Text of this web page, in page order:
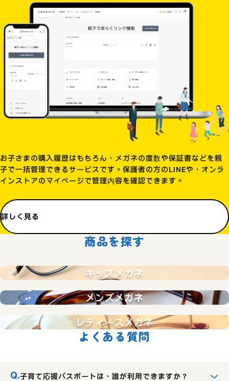
お子さまの購入履歴はもちろん、メガネの度数や保証書などを親
子で一括管理できるサービスです。保護者の方のLINEや、オンラ
インストアのマイページで管理内容を確認できます。
詳しく見る
商品を探す
キッズメガネ
メンズメガネ
レディースメガネ
よくある質問
子育て応援パスポートは、誰が利用できますか？